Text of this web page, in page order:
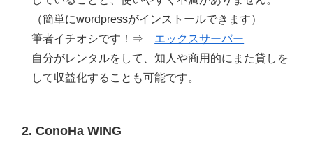
（簡単にwordpressがインストールできます）
筆者イチオシです！⇒ エックスサーバー
自分がレンタルをして、知人や商用的にまた貸しを
して収益化することも可能です。
2. ConoHa WING